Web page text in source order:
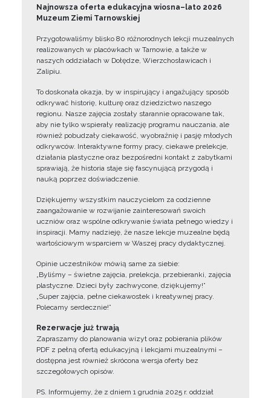
Najnowsza oferta edukacyjna wiosna–lato 2026
Muzeum Ziemi Tarnowskiej
Przygotowaliśmy blisko 80 różnorodnych lekcji muzealnych
realizowanych w placówkach w Tarnowie, a także w
naszych oddziałach w Dołędze, Wierzchosławicach i
Zalipiu.
To doskonała okazja, by w inspirujący i angażujący sposób
odkrywać historię, kulturę oraz dziedzictwo naszego
regionu. Nasze zajęcia zostały starannie opracowane tak,
aby nie tylko wspierały realizację programu nauczania, ale
również pobudzały ciekawość, wyobraźnię i pasję młodych
odkrywców. Interaktywne formy pracy, ciekawe prelekcje,
działania plastyczne oraz bezpośredni kontakt z zabytkami
sprawiają, że historia staje się fascynującą przygodą i
nauką poprzez doświadczenie.
Dziękujemy wszystkim nauczycielom za codzienne
zaangażowanie w rozwijanie zainteresowań swoich
uczniów oraz wspólne odkrywanie świata pełnego wiedzy i
inspiracji. Mamy nadzieję, że nasze lekcje muzealne będą
wartościowym wsparciem w Waszej pracy dydaktycznej.
Opinie uczestników mówią same za siebie:
„Byliśmy – świetne zajęcia, prelekcja, przebieranki, zajęcia
plastyczne. Dzieci były zachwycone, dziękujemy!”
„Super zajęcia, pełne ciekawostek i kreatywnej pracy.
Polecamy serdecznie!”
Rezerwacje już trwają
Zapraszamy do planowania wizyt oraz pobierania plików
PDF z pełną ofertą edukacyjną i lekcjami muzealnymi –
dostępna jest również skrócona wersja oferty bez
szczegółowych opisów.
PS. Informujemy, że z dniem 1 grudnia 2025 r. oddział